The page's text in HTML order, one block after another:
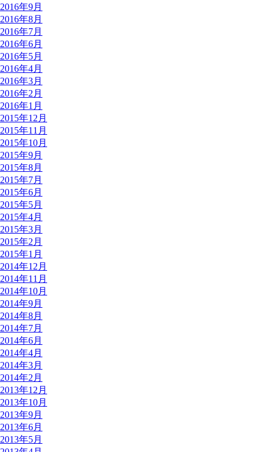
2016年9月
2016年8月
2016年7月
2016年6月
2016年5月
2016年4月
2016年3月
2016年2月
2016年1月
2015年12月
2015年11月
2015年10月
2015年9月
2015年8月
2015年7月
2015年6月
2015年5月
2015年4月
2015年3月
2015年2月
2015年1月
2014年12月
2014年11月
2014年10月
2014年9月
2014年8月
2014年7月
2014年6月
2014年4月
2014年3月
2014年2月
2013年12月
2013年10月
2013年9月
2013年6月
2013年5月